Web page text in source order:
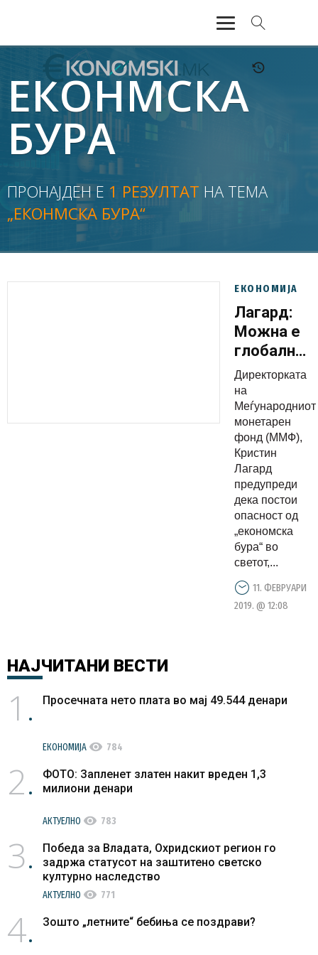
АКТУЕЛНО
ЕКОНОМИЈА
ФИНАНСИИ
БАНКАРСТВО
ЖИВОТ
МОЗАИК
ЕКОНМСКА
БУРА
ПРОНАЈДЕН Е 1 РЕЗУЛТАТ НА ТЕМА
„ЕКОНМСКА БУРА“
ЕКОНОМИЈА
Лагард:
Можна е
глобална
економска
бура
Директорката
на
Меѓународниот
монетарен
фонд (ММФ),
Кристин
Лагард
предупреди
дека постои
опасност од
„економска
бура“ во
светот,...
11. ФЕВРУАРИ
2019. @ 12:08
НАЈЧИТАНИ ВЕСТИ
1 Просечната нето плата во мај 49.544 денари
ЕКОНОМИЈА visibility 784
2
ФОТО: Запленет златен накит вреден 1,3
милиони денари
АКТУЕЛНО visibility 783
3
Победа за Владата, Охридскиот регион го
задржа статусот на заштитено светско
културно наследство
АКТУЕЛНО visibility 771
4 Зошто „летните“ бебиња се поздрави?